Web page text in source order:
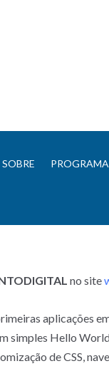
SOBRE
no site
aplicações
simples Hello
de CSS,